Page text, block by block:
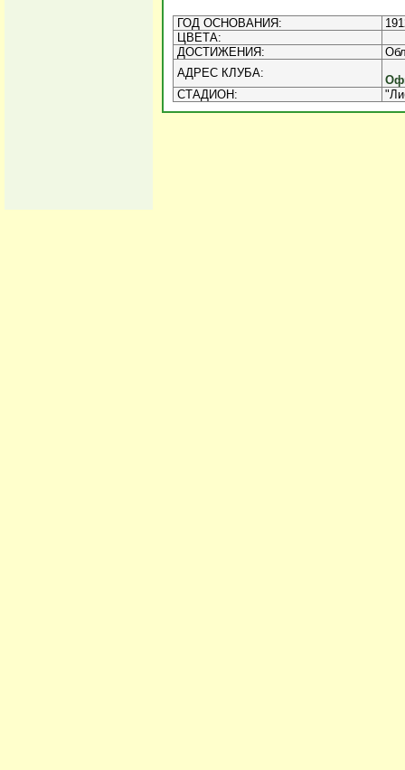
ГОД ОСНОВАНИЯ:
ЦВЕТА:
ДОСТИЖЕНИЯ:
АДРЕС КЛУБА:
СТАДИОН: